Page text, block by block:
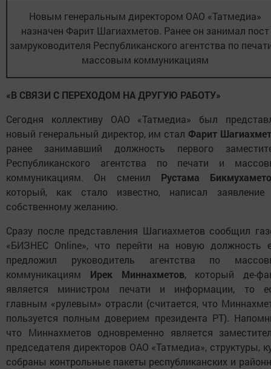
Новым генеральным директором ОАО «Татмедиа»
назначен Фарит Шагиахметов. Ранее он занимал пост
замруководителя Республиканского агентства по
массовым коммуникациям
«В СВЯЗИ С ПЕРЕХОДОМ НА ДРУГУЮ РАБОТУ»
Сегодня коллективу ОАО «Татмедиа» был
новый генеральный директор, им стал Фарит
ранее занимавший должность первого
Республиканского агентства по печати и
коммуникациям. Он сменил Рустама
который, как стало известно, написал
собственному желанию.
Сразу после представления Шагиахметов сообщил
«БИЗНЕС Online», что перейти на новую должность
предложил руководитель агентства по
коммуникациям Ирек Миннахметов, который де-
является министром печати и информации, то
главным «рулевым» отрасли (считается, что
пользуется полным доверием президента РТ).
что Миннахметов одновременно является
председателя директоров ОАО «Татмедиа», структуры,
собраны контрольные пакеты республиканских и